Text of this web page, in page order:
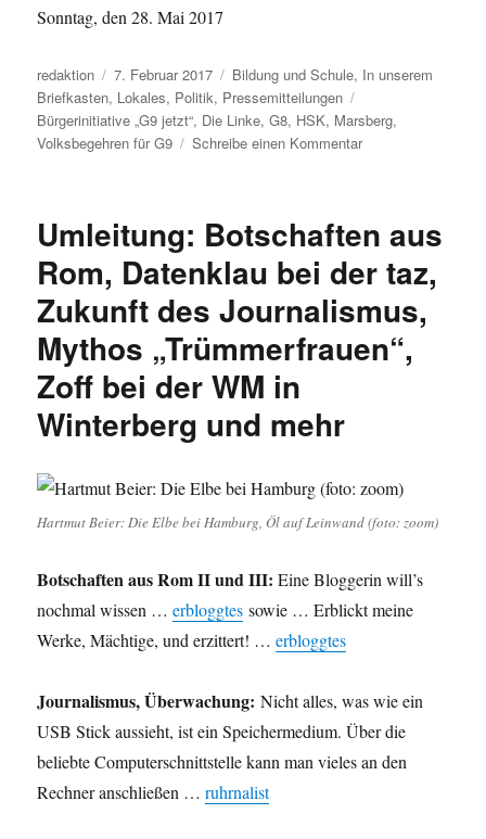
Sonntag, den 28. Mai 2017
Autor
redaktion
Veröffentlicht
am
7. Februar 2017 Kategorien
Bildung und Schule, In unserem
Briefkasten, Lokales, Politik, Pressemitteilungen
Bürgerinitiative „G9 jetzt“, Die Linke,G8, HSK, Marsberg,
Volksbegehren für G9
Schreibe einen Kommentarzu
DIE
im
HSK:
Neuwahlen
in
Marsberg.
G9.
Umleitung: Botschaften aus
Rom, Datenklau bei der taz,
Zukunft des Journalismus,
Mythos „Trümmerfrauen“,
Zoff bei der WM in
Winterberg und mehr
Hartmut Beier: Die Elbe bei Hamburg, Öl auf Leinwand (foto: zoom)
Botschaften aus Rom II und III: Eine Bloggerin will’s
nochmal wissen …erbloggtes sowie … Erblickt meine
Werke, Mächtige, und erzittert! …erbloggtes
Journalismus, Überwachung: Nicht alles, was wie ein
USB Stick aussieht, ist ein Speichermedium. Über die
beliebte Computerschnittstelle kann man vieles an den
Rechner anschließen …ruhrnalist